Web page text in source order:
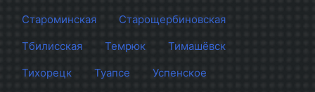
Староминская
Старощербиновская
Тбилисская
Темрюк
Тимашёвск
Тихорецк
Туапсе
Успенское